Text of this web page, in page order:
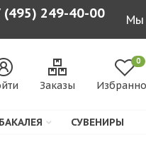
(495) 249-40-00 Мы
Заказы
0
БАКАЛЕЯ СУВЕНИРЫ